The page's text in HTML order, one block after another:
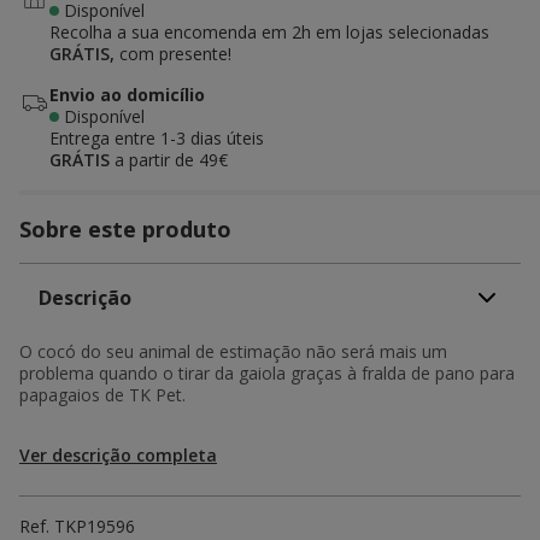
Disponível
Recolha a sua encomenda em 2h em lojas selecionadas
GRÁTIS, com presente!
Envio ao domicílio
Disponível
Entrega entre 1-3 dias úteis
GRÁTIS a partir de 49€
Sobre este produto
Descrição
O cocó do seu animal de estimação não será mais um
problema quando o tirar da gaiola graças à fralda de pano para
papagaios de TK Pet.
Ver descrição completa
Ref. TKP19596